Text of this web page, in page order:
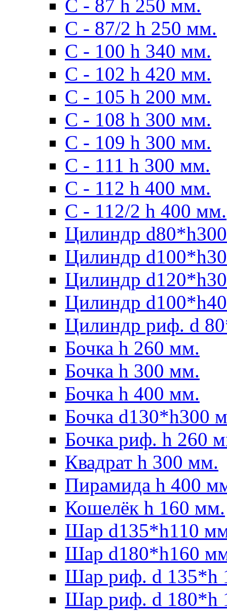
С - 87 h 250 мм.
С - 87/2 h 250 мм.
С - 100 h 340 мм.
C - 102 h 420 мм.
С - 105 h 200 мм.
С - 108 h 300 мм.
С - 109 h 300 мм.
С - 111 h 300 мм.
C - 112 h 400 мм.
С - 112/2 h 400 мм.
Цилиндр
Цилиндр
Цилиндр
Цилиндр
Цилиндр риф. d
Бочка h 260 мм.
Бочка h 300 мм.
Бочка h 400 мм.
Бочка d130*h300
Бочка риф. h 260
Квадрат h 300 мм.
Пирамида h 400
Кошелёк h 160 мм.
Шар d135*h110
Шар d180*h160
Шар риф. d 135*h
Шар риф. d 180*h